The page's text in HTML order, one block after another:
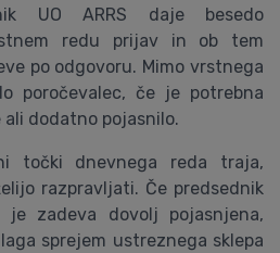
UO ARRS daje besedo
redu prijav in ob tem
po odgovoru. Mimo vrstnega
poročevalec, če je potrebna
dodatno pojasnilo.
točki dnevnega reda traja,
razpravljati. Če predsednik
je zadeva dovolj pojasnjena,
sprejem ustreznega sklepa